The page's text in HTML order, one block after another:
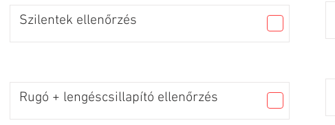
Szilentek ellenőrzés
Rugó + lengéscsillapító ellenőrzés